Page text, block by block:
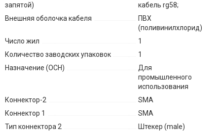
запятой)
кабель rg58;
Внешняя оболочка кабеля
ПВХ
(поливинилхлорид)
Число жил
1
Количество заводских упаковок
1
Назначение (ОСН)
Для
промышленного
использования
Коннектор-2
SMA
Коннектор 1
SMA
Тип коннектора 2
Штекер (male)